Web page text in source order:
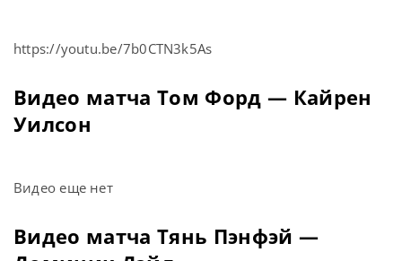
https://youtu.be/7b0CTN3k5As
Видео матча Том Форд — Кайрен
Уилсон
Видео еще нет
Видео матча Тянь Пэнфэй —